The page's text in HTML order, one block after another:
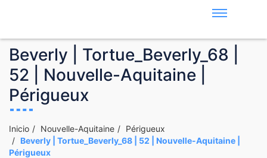
Beverly | Tortue_Beverly_68 |
52 | Nouvelle-Aquitaine |
Périgueux
Inicio Nouvelle-Aquitaine
Périgueux
Beverly | Tortue_Beverly_68 | 52 | Nouvelle-Aquitaine |
Périgueux